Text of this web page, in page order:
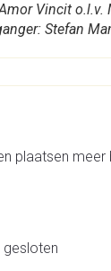
Vincit o.l.v.
Stefan
plaatsen
gesloten